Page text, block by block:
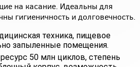
на касание. Идеальны для
гигиеничность и долговечность.
техника, пищевое
запыленные помещения.
ресурс 50 млн циклов, степень